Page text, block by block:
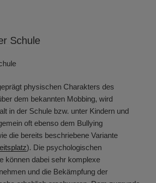
Schule
physischen Charakters des
dem bekannten Mobbing, wird
in der Schule bzw. unter Kindern und
oft ebenso dem Bullying
die bereits beschriebene Variante
). Die psychologischen
können dabei sehr komplexe
und die Bekämpfung der